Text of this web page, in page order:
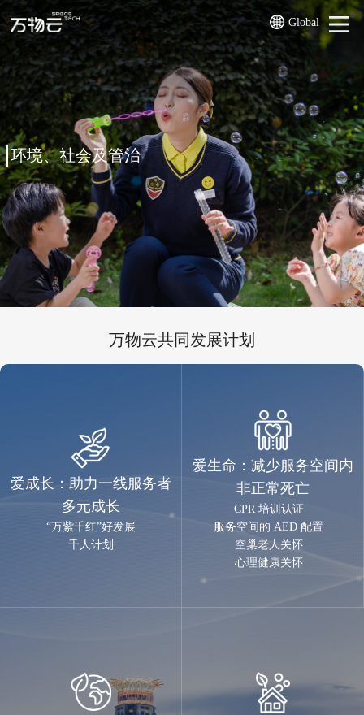
Global
环境、社会及管治
万物云共同发展计划
爱成长：助力一线服务者
多元成长
“万紫千红”好发展
千人计划
爱生命：减少服务空间内
非正常死亡
CPR 培训认证
服务空间的 AED 配置
空巢老人关怀
心理健康关怀